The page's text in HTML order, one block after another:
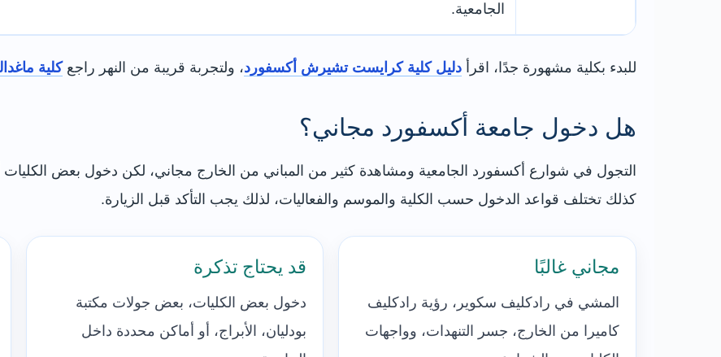
الجامعية.
للبدء بكلية مشهورة جدًا، اقرأ دليل كلية كرايست تشيرش أكسفورد، ولتجربة قريبة من النهر راجعكلية
هل دخول جامعة أكسفورد مجاني؟
التجول في شوارع أكسفورد الجامعية ومشاهدة كثير من المباني من الخارج مجاني، لكن دخول بعض الكليات أو
كذلك تختلف قواعد الدخول حسب الكلية والموسم والفعاليات، لذلك يجب التأكد قبل الزيارة.
مجاني غالبًا
المشي في رادكليف سكوير، رؤية رادكليف
كاميرا من الخارج، جسر التنهدات، وواجهات
قد يحتاج تذكرة
دخول بعض الكليات، بعض جولات مكتبة
بودليان، الأبراج، أو أماكن محددة داخل